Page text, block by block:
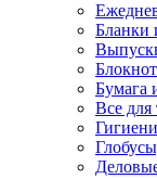
Бланки
Бумага
Все для